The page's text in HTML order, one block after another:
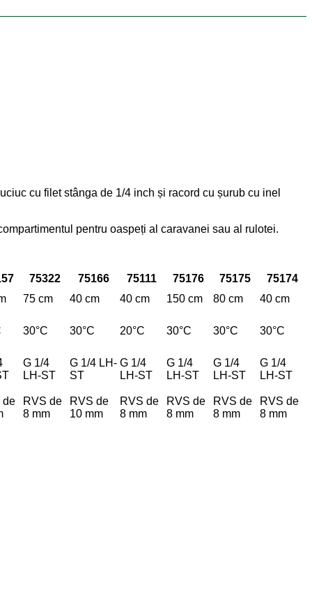
cu filet stânga de 1/4 inch și racord cu șurub cu inel
pentru oaspeți al caravanei sau al rulotei.
75322 75166 75111 75176 75175
75174
75 cm 40 cm 40 cm 150 cm 80 cm 40 cm
30°C 30°C 20°C 30°C 30°C 30°C
G 1/4
LH-ST
G 1/4 LH-
ST
G 1/4
LH-ST
G 1/4
LH-ST
G 1/4
LH-ST
G 1/4
LH-ST
de
RVS de
8 mm
RVS de
10 mm
RVS de
8 mm
RVS de
8 mm
RVS de
8 mm
RVS de
8 mm